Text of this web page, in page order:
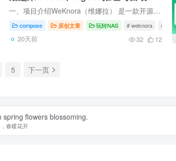
Wiki 一体化的知识框架
一、项目介绍WeKnora（维娜拉） 是一款开源的、基于大语言模型（LLM）的知识管理框架，专为企业级文档理解、语义检索与智能推理场景打造。框架围绕三大核心能力构建：RAG 快速问答适合日常知识...
compose 原创文章 玩转NAS # weknora # wiki
20天前 32 12
5 下一页
flowers blossoming.
春暖花开